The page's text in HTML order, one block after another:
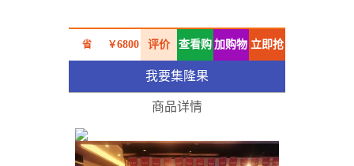
立即抢
加购物
查看购
物车
评价
￥6800
省
我要集隆果
商品详情